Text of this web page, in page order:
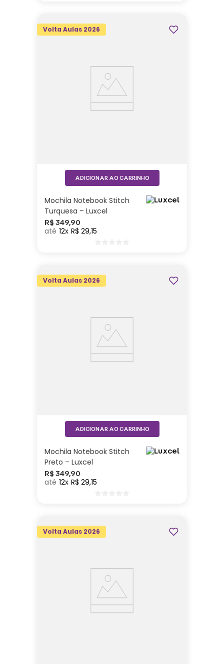
Volta Aulas 2026
Mochila Notebook Stitch
Turquesa – Luxcel
R$ 349,90
12 R$ 29,15
ADICIONAR AO CARRINHO
Volta Aulas 2026
Mochila Notebook Stitch
Preto – Luxcel
R$ 349,90
12 R$ 29,15
ADICIONAR AO CARRINHO
Volta Aulas 2026